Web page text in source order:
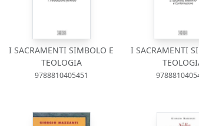
I SACRAMENTI SIMBOLO E
TEOLOGIA
9788810405451
I SACRAMENTI